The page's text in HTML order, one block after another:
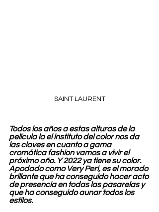
SAINT LAURENT
Todos los años a estas alturas de la
película la el instituto del color nos da
las claves en cuanto a gama
cromática fashion vamos a vivir el
próximo año. Y 2022 ya tiene su color.
Apodado como Very Peri, es el morado
brillante que ha conseguido hacer acto
de presencia en todas las pasarelas y
que ha conseguido aunar todos los
estilos.